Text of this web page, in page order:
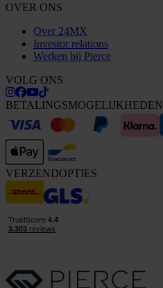
OVER ONS
Over 24MX
Investor relations
Werken bij Pierce
VOLG ONS
BETALINGSMOGELIJKHEDEN
VERZENDOPTIES